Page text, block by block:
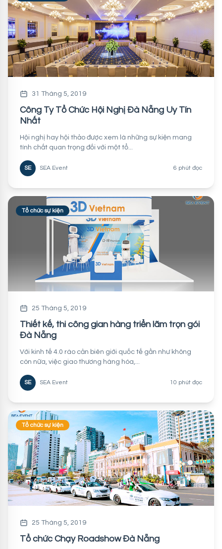
31 Tháng 5, 2019
Công Ty Tổ Chức Hội Nghị Đà Nẵng Uy Tín
Nhất
Hội nghị hay hội thảo được xem là những sự kiện mang
tính chất quan trọng đối với một tổ...
SE SEA Event 6 phút đọc
Tổ chức sự kiện
25 Tháng 5, 2019
Thiết kế, thi công gian hàng triển lãm trọn gói
Đà Nẵng
Với kinh tế 4.0 rào cản biên giới quốc tế gần như không
còn nữa, việc giao thương hàng hóa,...
SE SEA Event 10 phút đọc
Tổ chức sự kiện
25 Tháng 5, 2019
Tổ chức Chạy Roadshow Đà Nẵng